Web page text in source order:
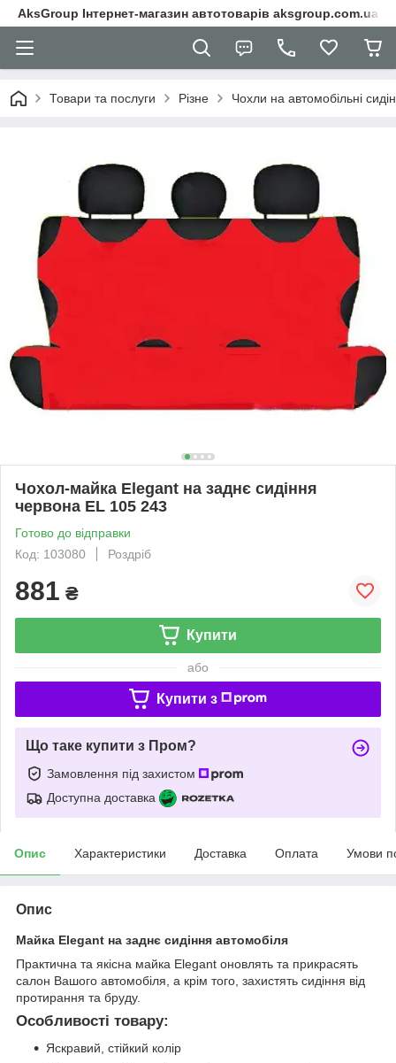
AksGroup Інтернет-магазин автотоварів aksgroup.com.ua
Товари та послуги Різне Чохли на автомобільні
Чохол-майка Elegant на заднє сидіння
червона EL 105 243
Готово до відправки
Код: 103080
Роздріб
881 ₴
Купити
або
Купити з
Що таке купити з Пром?
Замовлення під захистом
Доступна доставка
Опис Характеристики Доставка Оплата Умови
Опис
Майка Elegant на заднє сидіння автомобіля
Практична та якісна майка Elegant оновлять та прикрасять
салон Вашого автомобіля, а крім того, захистять сидіння від
протирання та бруду.
Особливості товару:
Яскравий, стійкий колір